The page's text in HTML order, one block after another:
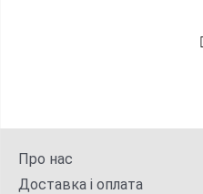
Про нас
Доставка і оплата